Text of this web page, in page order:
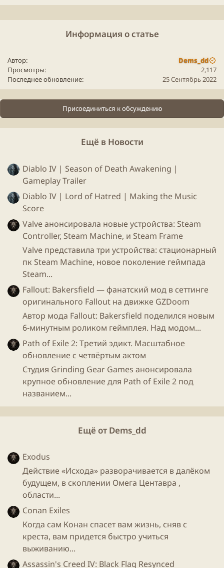
согласие на установку сторонних файлов cookie.
странице файлов cookie.
Ведьмак: происхождение | Тизер после титров |
Netflix
Информация о статье
Автор
Dems_dd
Просмотры
2,117
Последнее обновление
25 Сентябрь 2022
Присоединиться к обсуждению
Ещё в Новости
Diablo IV | Season of Death Awakening |
Gameplay Trailer
Diablo IV | Lord of Hatred | Making the Music
Score
Valve анонсировала новые устройства: Steam
Controller, Steam Machine, и Steam Frame
Valve представила три устройства: стационарный
пк Steam Machine, новое поколение геймпада
Steam...
Fallout: Bakersfield — фанатский мод в сеттинге
оригинального Fallout на движке GZDoom
Автор мода Fallout: Bakersfield поделился новым
6-минутным роликом геймплея. Над модом...
Path of Exile 2: Третий эдикт. Масштабное
обновление с четвёртым актом
Студия Grinding Gear Games анонсировала
крупное обновление для Path of Exile 2 под
названием...
Ещё от Dems_dd
Exodus
Действие «Исхода» разворачивается в далёком
будущем, в скоплении Омега Центавра ,
области...
Conan Exiles
Когда сам Конан спасет вам жизнь, сняв с
креста, вам придется быстро учиться
выживанию...
Assassin's Creed IV: Black Flag Resynced